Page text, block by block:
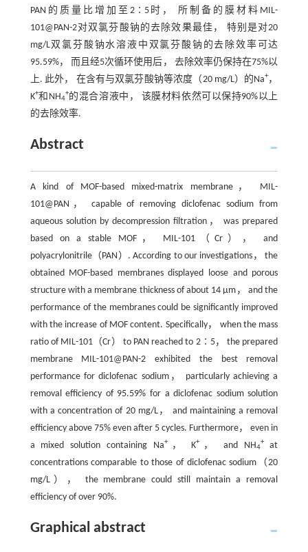
PAN的质量比增加至2∶5时， 所制备的膜材料MIL-
101@PAN-2对双氯芬酸钠的去除效果最佳， 特别是对20
mg/L双氯芬酸钠水溶液中双氯芬酸钠的去除效率可达
95.59%， 而且经5次循环使用后， 去除效率仍保持在75%以
上. 此外， 在含有与双氯芬酸钠等浓度（20 mg/L）的Na+，
K+和NH4
+的混合溶液中， 该膜材料依然可以保持90%以上
的去除效率.
Abstract
A kind of MOF-based mixed-matrix membrane， MIL-
101@PAN， capable of removing diclofenac sodium from
aqueous solution by decompression filtration， was prepared
based on a stable MOF， MIL-101（Cr）， and
polyacrylonitrile（PAN）. According to our investigations， the
obtained MOF-based membranes displayed loose and porous
structure with a membrane thickness of about 14 μm， and the
performance of the membranes could be significantly improved
with the increase of MOF content. Specifically， when the mass
ratio of MIL-101（Cr） to PAN reached to 2∶5， the prepared
membrane MIL-101@PAN-2 exhibited the best removal
performance for diclofenac sodium， particularly achieving a
removal efficiency of 95.59% for a diclofenac sodium solution
with a concentration of 20 mg/L， and maintaining a removal
efficiency above 75% even after 5 cycles. Furthermore， even in
a mixed solution containing Na+， K+， and NH4
+at
concentrations comparable to those of diclofenac sodium（20
mg/L）， the membrane could still maintain a removal
efficiency of over 90%.
Graphical abstract